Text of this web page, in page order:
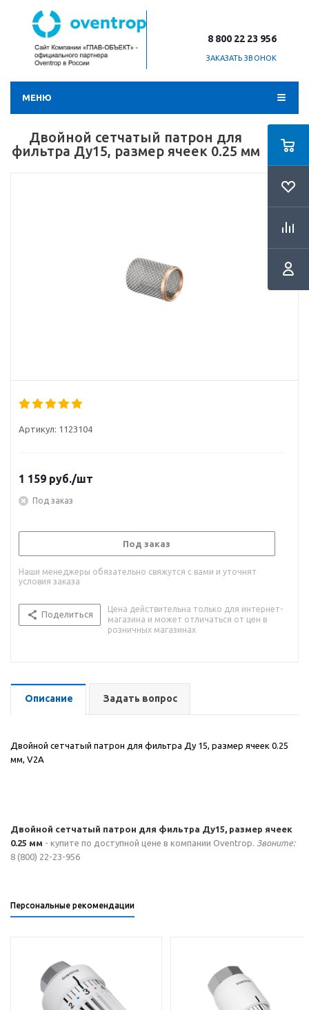
8 800 22 23 956
ЗАКАЗАТЬ ЗВОНОК
МЕНЮ
Двойной сетчатый патрон для
фильтра Ду15, размер ячеек 0.25 мм
Артикул: 1123104
1 159 руб./шт
Под заказ
Под заказ
Наши менеджеры обязательно свяжутся с вами и уточнят
условия заказа
Поделиться
Цена действительна только для интернет-
магазина и может отличаться от цен в
розничных магазинах
Описание Задать вопрос
Двойной сетчатый патрон для фильтра Ду 15, размер ячеек 0.25
мм, V2A
Двойной сетчатый патрон для фильтра Ду15, размер ячеек
0.25 мм - купите по доступной цене в компании Oventrop. Звоните:
8 (800) 22-23-956
Персональные рекомендации